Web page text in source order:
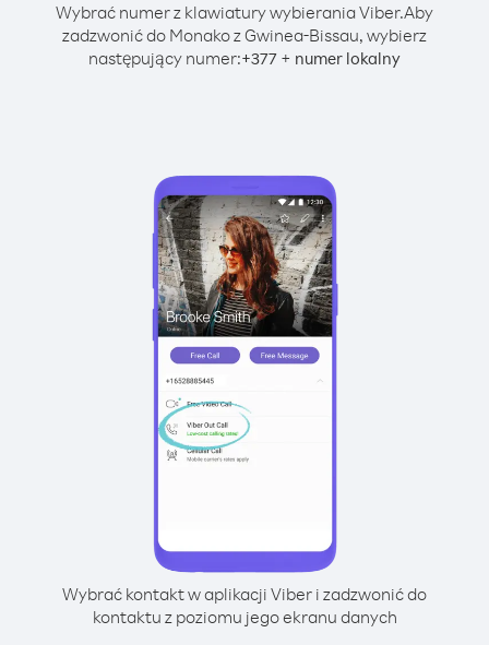
Wybrać numer z klawiatury wybierania Viber.Aby
zadzwonić do Monako z Gwinea-Bissau, wybierz
następujący numer:+377 + numer lokalny
Wybrać kontakt w aplikacji Viber i zadzwonić do
kontaktu z poziomu jego ekranu danych